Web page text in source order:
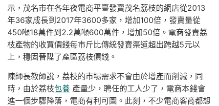
示，茂名市在各年夜電商平臺發賣茂名荔枝的網店從2013
年36家成長到2017年3600多家，增加100倍，發賣量從
450噸18萬件到2.2萬噸600萬件，增加50倍。電商發賣荔
枝產物的收買價錢每市斤比傳統發賣渠道超出跨越5元以
上，穩固晉陞了產區荔枝價錢。
陳師長教師說，荔枝的市場需求不會由於增產而削減，同
時，由於荔枝包養 產量少，聘任的工人少了，電商本錢會
進一個步驟降落，電商有利可圖。此刻，不少電商客商都想